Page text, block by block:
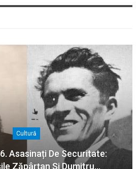
Cultură
Asasinați De Securitate:
Zăpârțan Și Dumitru…